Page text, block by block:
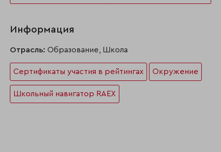
Информация
Отрасль: Образование, Школа
Сертификаты участия в рейтингах Окружение
Школьный навигатор RAEX